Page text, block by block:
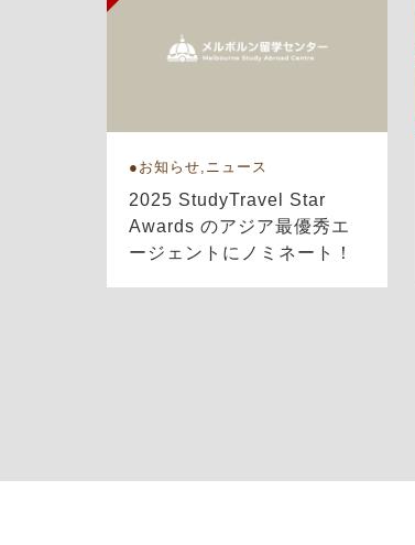
お知らせ,ニュース
2025 StudyTravel Star
Awards のアジア最優秀エ
ージェントにノミネート！